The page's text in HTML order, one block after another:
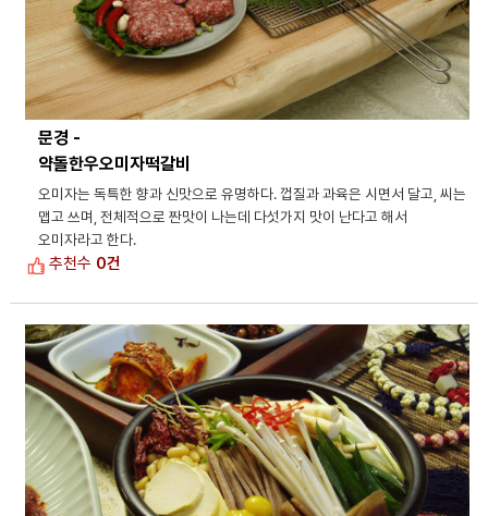
문경 -
약돌한우오미자떡갈비
오미자는 독특한 향과 신맛으로 유명하다. 껍질과 과육은 시면서 달고, 씨는
맵고 쓰며, 전체적으로 짠맛이 나는데 다섯가지 맛이 난다고 해서
오미자라고 한다.
추천수 0건